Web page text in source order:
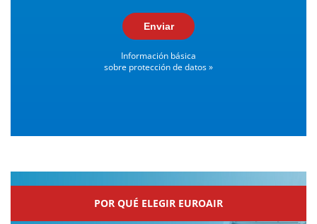
Enviar
Información básica
sobre protección de datos »
POR QUÉ ELEGIR EUROAIR